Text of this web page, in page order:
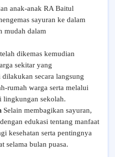
anak-anak RA Baitul
sayuran ke dalam
mudah dalam
dikemas kemudian
sekitar yang
secara langsung
rumah warga serta melalui
lingkungan sekolah.
Selain membagikan sayuran,
edukasi tentang manfaat
kesehatan serta pentingnya
selama bulan puasa.